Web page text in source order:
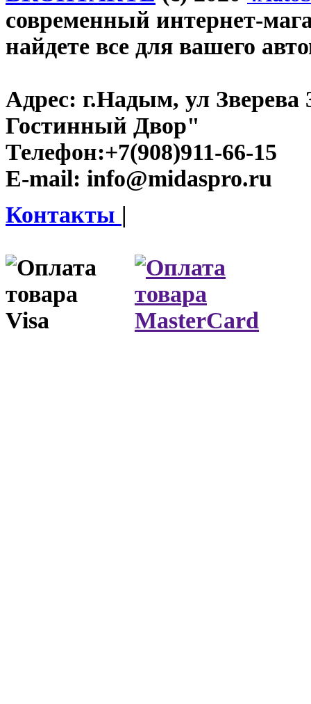
современный интернет-
найдете все для вашего
Адрес: г.Надым, ул
Гостинный Двор"
Телефон:+7(908)911-66-15
E-mail: info@midaspro.ru
Контакты |